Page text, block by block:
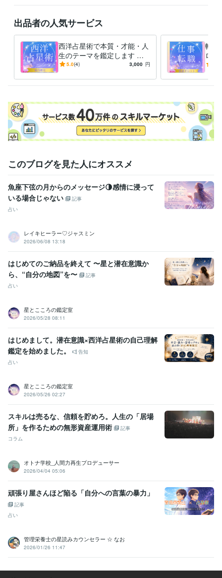
タロットカード士 取得年 : 2020年
プログラミング言語・フレームワーク
HTML:2年
ビジネス・クリエイティブツール
Excel:20年Google サイト:4年
Google スプレッドシート:4年
Google ドキュメント:4年
人の隠れた魅力や可能性を見つけること:20年
「なんか話したくなる」と思わせる不思議な安心感:20年
人の価値観を否定せずに素直に受け止められること:20年
得意分野
出品者の人気サービス
西洋占星術で本質・才能・人
生のテーマを鑑定します 占
星術スクールの元ライターが
鑑定書
5.0(4) 3,000 円
転職
ロッ
でい
このブログを見た人にオススメ
魚座下弦の月からのメッセージ🌗感情に浸って
いる場合じゃない
記事
占い
レイキヒーラー♡ジャスミン
2026/06/08 13:18
はじめてのご納品を終えて 〜星と潜在意識か
ら、“自分の地図”を〜
記事
占い
星とこころの鑑定室
2026/05/28 08:11
はじめまして。潜在意識×西洋占星術の自己理解
鑑定を始めました。
告知
占い
星とこころの鑑定室
2026/05/26 02:27
スキルは売るな、信頼を貯めろ。人生の「居場
所」を作るための無形資産運用術
記事
コラム
オトナ学校_人間力再生プロデューサー
2026/04/04 05:06
頑張り屋さんほど陥る「自分への言葉の暴力」
記事
占い
管理栄養士の星読みカウンセラー ☆ なお
2026/01/26 11:47